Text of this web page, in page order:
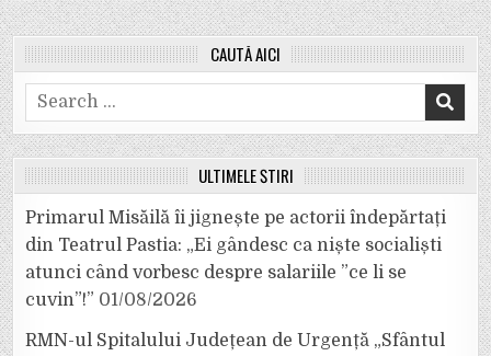
CAUTĂ AICI
Search
for:
ULTIMELE ȘTIRI
Primarul Misăilă îi jignește pe actorii îndepărtați
din Teatrul Pastia: „Ei gândesc ca niște socialiști
atunci când vorbesc despre salariile ”ce li se
cuvin”!” 01/08/2026
RMN-ul Spitalului Județean de Urgență „Sfântul